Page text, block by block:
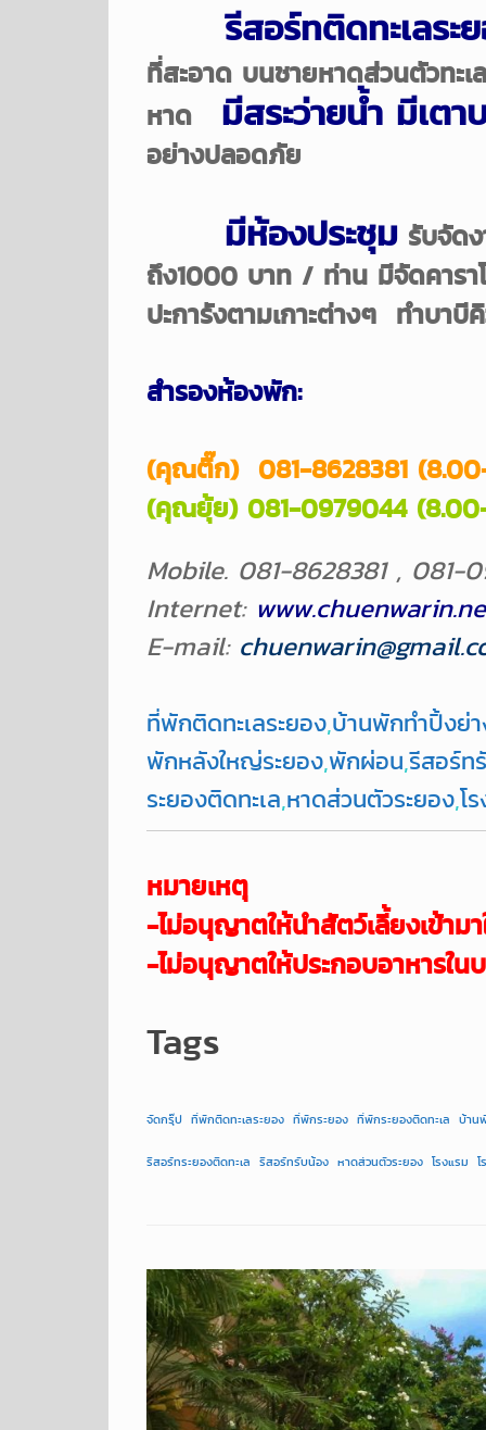
รีสอร์ทติดทะเลระ
ที่สะอาด บนชายหาดส่วนตัวทะเ
หาด
มีสระว่ายน้ำ มีเตา
อย่างปลอดภัย
มีห้องประชุม รับจัด
ถึง1000 บาท / ท่าน มีจัดคารา
ปะการังตามเกาะต่างๆ ทำบาบี
สำรองห้องพัก:
(คุณติ๊ก) 081-8628381
(คุณยุ้ย) 081-0979044
Mobile. 081-8628381 ,
Internet:
E-mail:
ที่พักติดทะเลระยอง,บ้านพักทำปิ้งย่
พักหลังใหญ่ระยอง,พักผ่อน,รีสอร์ท
ระยองติดทะเล,หาดส่วนตัวระยอง,โ
หมายเหตุ
-ไม่อนุญาตให้นำสัตว์เลี้ยงเข้าม
-ไม่อนุญาตให้ประกอบอาหารใน
Tags
จัดกรุ๊ป ที่พักติดทะเลระยอง ที่พักระยอง ที่พักระยองติดทะเล บ้าน
รีสอร์ทระยองติดทะเล รีสอร์ทรับน้อง หาดส่วนตัวระยอง โรงแรม โ